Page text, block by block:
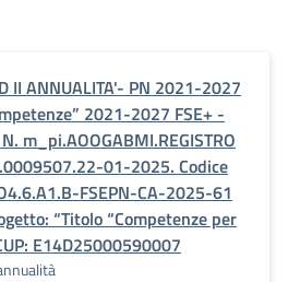
II ANNUALITA'- PN 2021-2027
2021-2027 FSE+ -
m_pi.AOOGABMI.REGISTRO
01-2025. Codice
FSEPN-CA-2025-61
“Titolo “Competenze per
E14D25000590007